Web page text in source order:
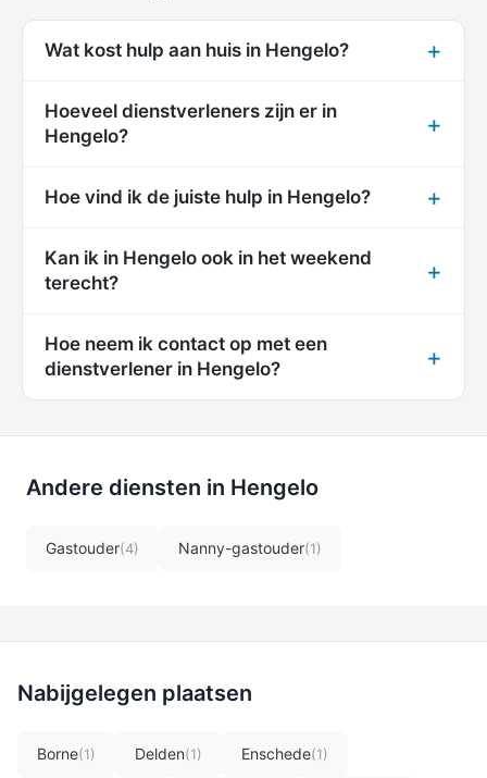
Wat kost hulp aan huis in Hengelo?
Hoeveel dienstverleners zijn er in
Hengelo?
Hoe vind ik de juiste hulp in Hengelo?
Kan ik in Hengelo ook in het weekend
terecht?
Hoe neem ik contact op met een
dienstverlener in Hengelo?
Andere diensten in Hengelo
Gastouder(4) Nanny-gastouder(1)
Nabijgelegen plaatsen
Borne(1) Delden(1) Enschede(1)